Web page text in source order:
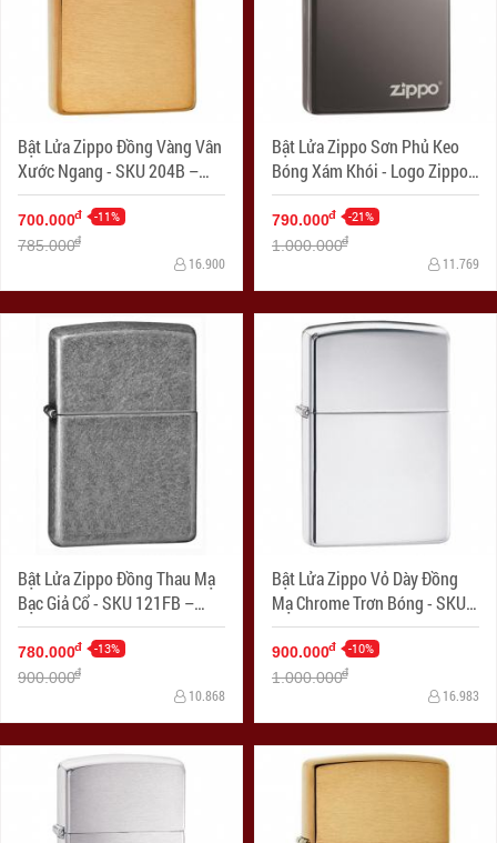
Bật Lửa Zippo Đồng Vàng Vân
Xước Ngang - SKU 204B –
Zippo Brushed Brass
700.000đ -11%
785.000đ
16.900
Bật Lửa Zippo Sơn Phủ Keo
Bóng Xám Khói - Logo Zippo
SKU 150ZL – Zippo Black Ice
with Zippo Logo
790.000đ -21%
1.000.000đ
11.769
Bật Lửa Zippo Đồng Thau Mạ
Bạc Giả Cổ - SKU 121FB –
Zippo Antique Silver Plate
780.000đ -13%
900.000đ
10.868
Bật Lửa Zippo Vỏ Dày Đồng
Mạ Chrome Trơn Bóng - SKU
167 – Zippo Armor High
Polished Chrome
900.000đ -10%
1.000.000đ
16.983